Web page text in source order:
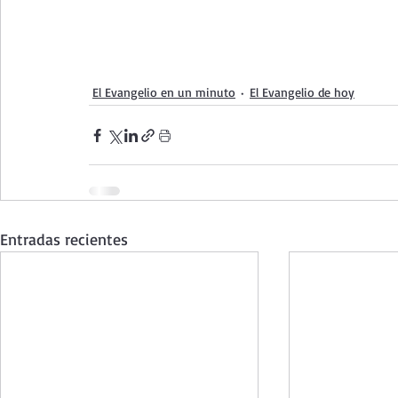
El Evangelio en un minuto El Evangelio de hoy
Entradas recientes